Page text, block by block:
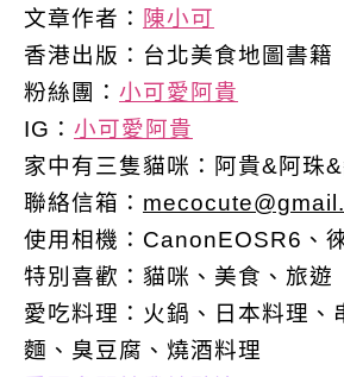
文章作者： 陳小可
香港出版： 台北美食地圖書籍
粉絲團： 小可愛阿貴
IG： 小可愛阿貴
家中有三隻貓咪：阿貴&阿珠
聯絡信箱：
使用相機：CanonEOSR6、
特別喜歡： 貓咪、美食、旅遊
愛吃料理：火鍋、日本料理、
麵、臭豆腐、燒酒料理